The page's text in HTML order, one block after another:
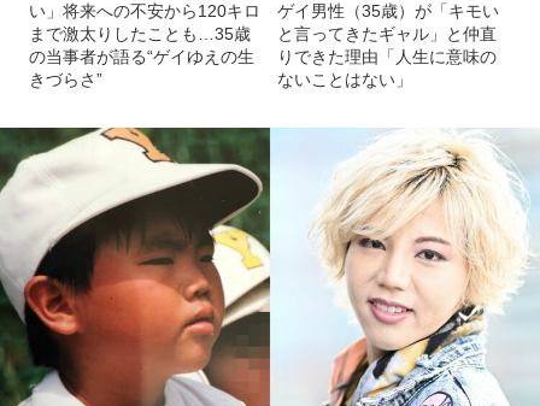
い」将来への不安から120キロ
まで激太りしたことも…35歳
の当事者が語る“ゲイゆえの生
きづらさ”
ゲイ男性（35歳）が「キモい
と言ってきたギャル」と仲直
りできた理由「人生に意味の
ないことはない」